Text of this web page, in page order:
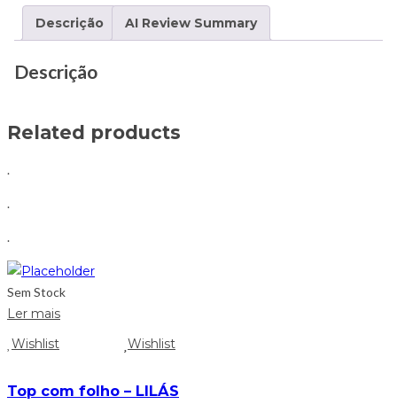
Descrição AI Review Summary
Descrição
Related products
.
.
.
Sem Stock
Ler mais
Wishlist
Wishlist
Top com folho – LILÁS